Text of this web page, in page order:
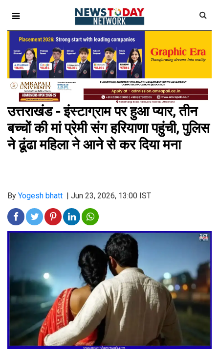
उत्तराखंड - इंस्टाग्राम पर हुआ प्यार, तीन
बच्चों की मां प्रेमी संग हरियाणा पहुंची, पुलिस
ने ढूंढा महिला ने आने से कर दिया मना
By Yogesh bhatt Jun 23, 2026, 13:00 IST